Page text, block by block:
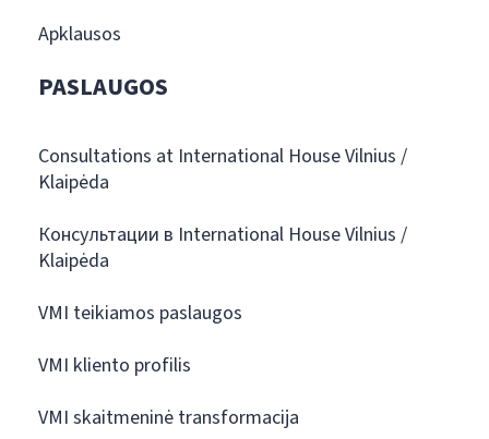
Apklausos
PASLAUGOS
Consultations at International House Vilnius /
Klaipėda
Консультации в International House Vilnius /
Klaipėda
VMI teikiamos paslaugos
VMI kliento profilis
VMI skaitmeninė transformacija